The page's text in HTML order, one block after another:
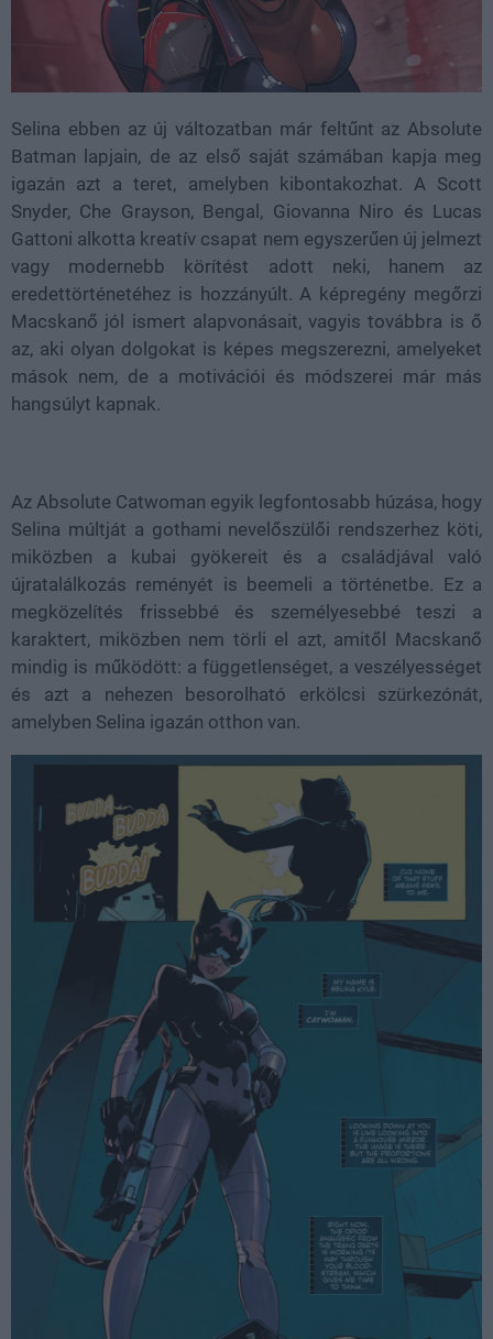
Selina ebben az új változatban már feltűnt az Absolute
Batman lapjain, de az első saját számában kapja meg
igazán azt a teret, amelyben kibontakozhat. A Scott
Snyder, Che Grayson, Bengal, Giovanna Niro és Lucas
Gattoni alkotta kreatív csapat nem egyszerűen új jelmezt
vagy modernebb körítést adott neki, hanem az
eredettörténetéhez is hozzányúlt. A képregény megőrzi
Macskanő jól ismert alapvonásait, vagyis továbbra is ő
az, aki olyan dolgokat is képes megszerezni, amelyeket
mások nem, de a motivációi és módszerei már más
hangsúlyt kapnak.
Az Absolute Catwoman egyik legfontosabb húzása, hogy
Selina múltját a gothami nevelőszülői rendszerhez köti,
miközben a kubai gyökereit és a családjával való
újratalálkozás reményét is beemeli a történetbe. Ez a
megközelítés frissebbé és személyesebbé teszi a
karaktert, miközben nem törli el azt, amitől Macskanő
mindig is működött: a függetlenséget, a veszélyességet
és azt a nehezen besorolható erkölcsi szürkezónát,
amelyben Selina igazán otthon van.